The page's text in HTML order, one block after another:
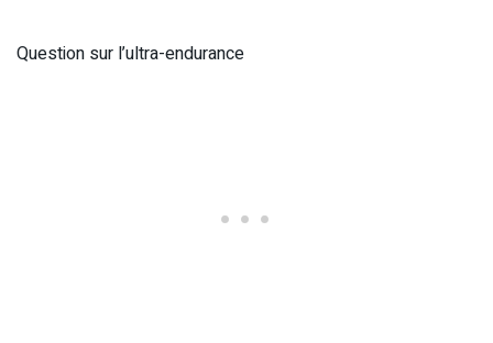
Question sur l’ultra-endurance